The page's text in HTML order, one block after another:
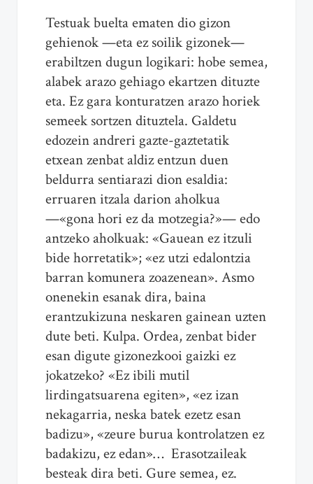
Testuak buelta ematen dio gizon
gehienok —eta ez soilik gizonek—
erabiltzen dugun logikari: hobe semea,
alabek arazo gehiago ekartzen dituzte
eta. Ez gara konturatzen arazo horiek
semeek sortzen dituztela. Galdetu
edozein andreri gazte-gaztetatik
etxean zenbat aldiz entzun duen
beldurra sentiarazi dion esaldia:
erruaren itzala darion aholkua
—«gona hori ez da motzegia?»— edo
antzeko aholkuak: «Gauean ez itzuli
bide horretatik»; «ez utzi edalontzia
barran komunera zoazenean». Asmo
onenekin esanak dira, baina
erantzukizuna neskaren gainean uzten
dute beti. Kulpa. Ordea, zenbat bider
esan digute gizonezkooi gaizki ez
jokatzeko? «Ez ibili mutil
lirdingatsuarena egiten», «ez izan
nekagarria, neska batek ezetz esan
badizu», «zeure burua kontrolatzen ez
badakizu, ez edan»… Erasotzaileak
besteak dira beti. Gure semea, ez.